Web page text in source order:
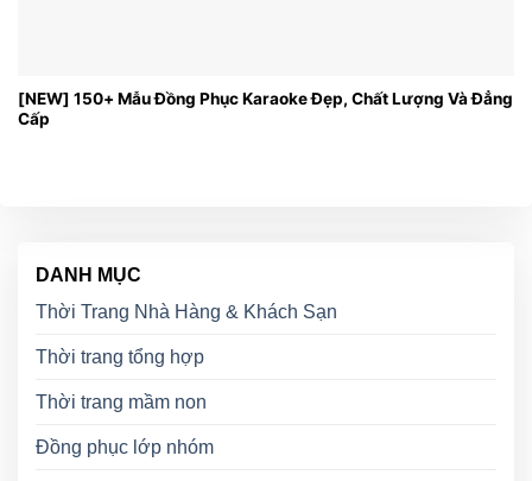
[NEW] 150+ Mẫu Đồng Phục Karaoke Đẹp, Chất Lượng Và Đẳng
Cấp
DANH MỤC
Thời Trang Nhà Hàng & Khách Sạn
Thời trang tổng hợp
Thời trang mầm non
Đồng phục lớp nhóm